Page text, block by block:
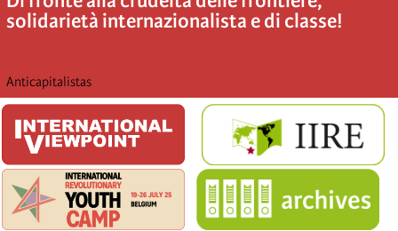
solidarietà internazionalista e di classe!
Anticapitalistas